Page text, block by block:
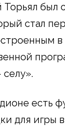
Торьял был
стал
в
есть
для игры